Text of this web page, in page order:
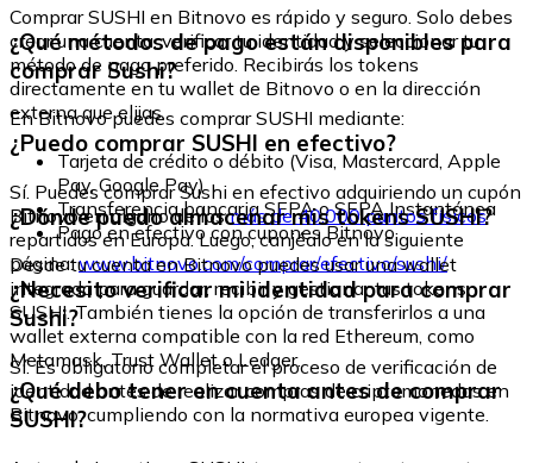
Comprar SUSHI en Bitnovo es rápido y seguro. Solo debes
crear una cuenta, verificar tu identidad y seleccionar tu
método de pago preferido. Recibirás los tokens
directamente en tu wallet de Bitnovo o en la dirección
externa que elijas.
¿Qué métodos de pago están disponibles para
comprar Sushi?
En Bitnovo puedes comprar SUSHI mediante:
Tarjeta de crédito o débito (Visa, Mastercard, Apple
Pay, Google Pay)
Transferencia bancaria SEPA o SEPA Instantánea
Pago en efectivo con cupones Bitnovo
¿Puedo comprar SUSHI en efectivo?
Sí. Puedes comprar Sushi en efectivo adquiriendo un cupón
Bitnovo en alguno de losmás de 40.000 puntos físicos
repartidos en Europa. Luego, canjéalo en la siguiente
página:www.bitnovo.com/comprar/efectivo/sushi/
¿Dónde puedo almacenar mis tokens SUSHI?
Desde tu cuenta en Bitnovo puedes usar una wallet
integrada para guardar, recibir y gestionar tus tokens
SUSHI. También tienes la opción de transferirlos a una
wallet externa compatible con la red Ethereum, como
Metamask, Trust Wallet o Ledger.
¿Necesito verificar mi identidad para comprar
Sushi?
Sí. Es obligatorio completar el proceso de verificación de
identidad antes de realizar compras de criptomonedas en
Bitnovo, cumpliendo con la normativa europea vigente.
¿Qué debo tener en cuenta antes de comprar
SUSHI?